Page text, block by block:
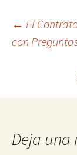
← El
con
Deja una